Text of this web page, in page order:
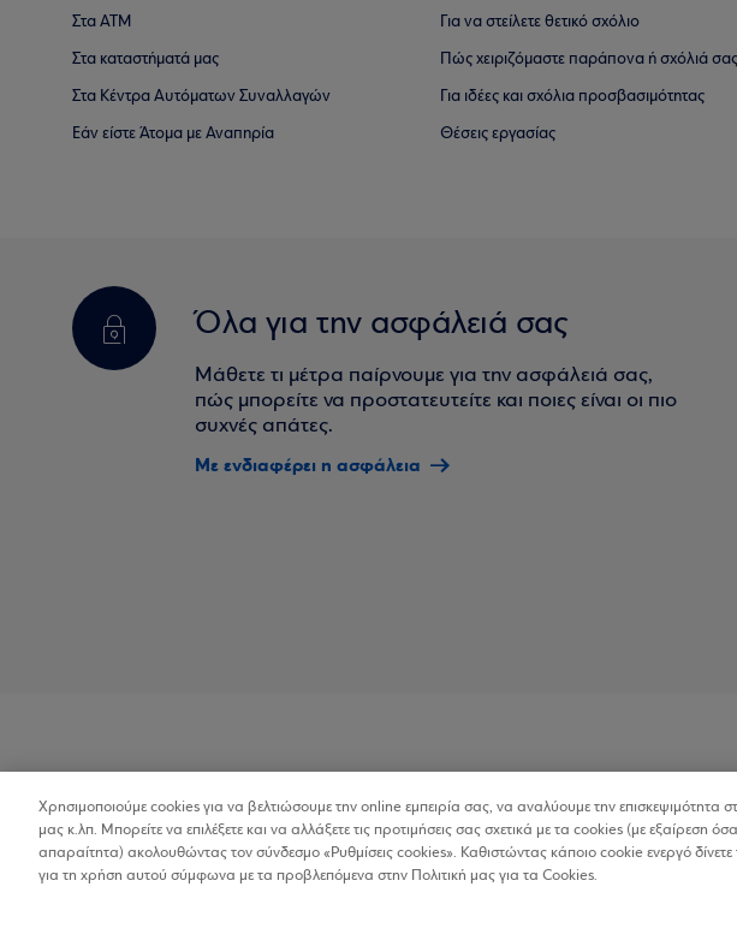
Στα ΑΤΜ
Στα καταστήματά μας
Στα Κέντρα Αυτόματων Συναλλαγών
Εάν είστε Άτομα με Αναπηρία
Για να στείλετε θετικό σχόλιο
Πώς χειριζόμαστε παράπονα ή σχόλιά σας
Για ιδέες και σχόλια προσβασιμότητας
Θέσεις εργασίας
Όλα για την ασφάλειά σας
Μάθετε τι μέτρα παίρνουμε για την ασφάλειά σας,
πώς μπορείτε να προστατευτείτε και ποιες είναι οι πιο
συχνές απάτες.
Με ενδιαφέρει η ασφάλεια
Προσβασιμότητα
Χρησιμοποιούμε cookies για να βελτιώσουμε την online εμπειρία σας, να αναλύουμε την επισκεψιμότητα
μας κ.λπ. Μπορείτε να επιλέξετε και να αλλάξετε τις προτιμήσεις σας σχετικά με τα cookies (με εξαίρεση όσα
απαραίτητα) ακολουθώντας τον σύνδεσμο «Ρυθμίσεις cookies». Καθιστώντας κάποιο cookie ενεργό
για τη χρήση αυτού σύμφωνα με τα προβλεπόμενα στην Πολιτική μας για τα Cookies.